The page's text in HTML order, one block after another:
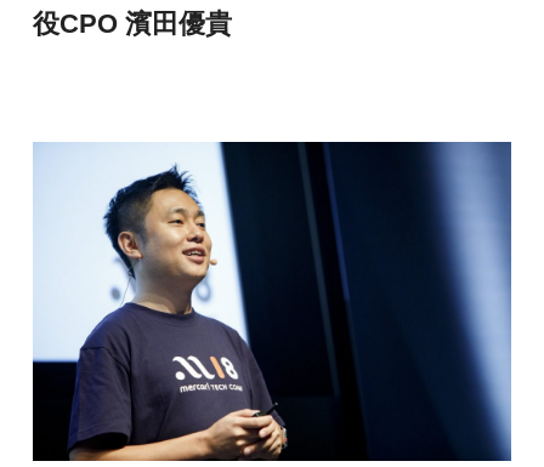
役CPO 濱田優貴